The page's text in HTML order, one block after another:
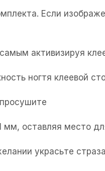
Если
активизируя
ногтя клеевой
мм, оставляя место
украсьте